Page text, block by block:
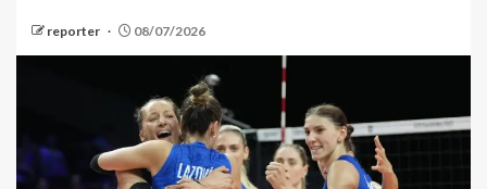
reporter 08/07/2026